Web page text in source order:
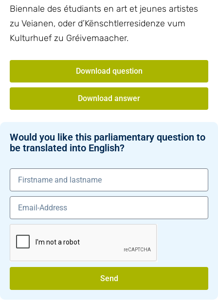
Biennale des étudiants en art et jeunes artistes
zu Veianen, oder d’Kënschtlerresidenze vum
Kulturhuef zu Gréivemaacher.
Download question
Download answer
Would you like this parliamentary question to
be translated into English?
Send